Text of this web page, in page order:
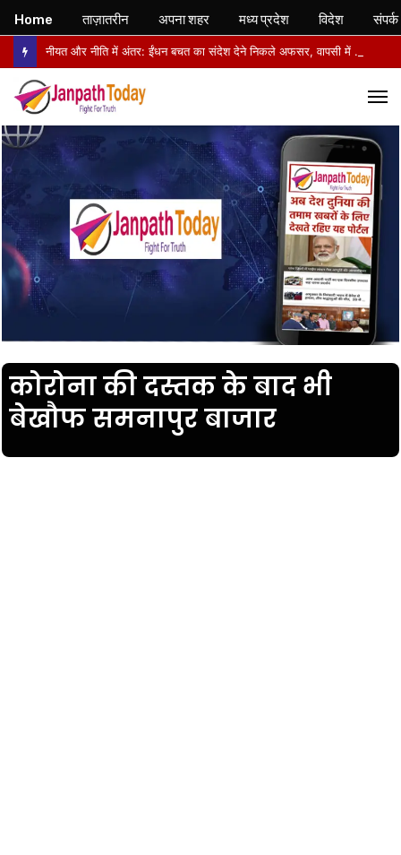
नीयत और नीति में अंतर: ईंधन बचत का संदेश देने निकले अफसर, वापसी में सरकारी वाहनों से लौटे
कोरोना की दस्तक के बाद भी
बेखौफ समनापुर बाजार
Home ताज़ातरीन अपना शहर मध्य प्रदेश विदेश संपर्क